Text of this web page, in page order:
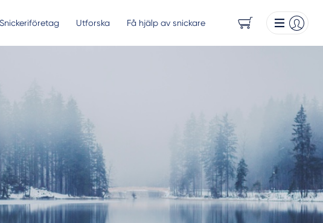
Snickeriföretag Utforska Få hjälp av snickare